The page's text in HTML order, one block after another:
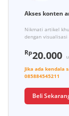
Akses konten
Nikmati artikel
dengan
Rp20.000
Jika ada kendala
085884545211
Beli